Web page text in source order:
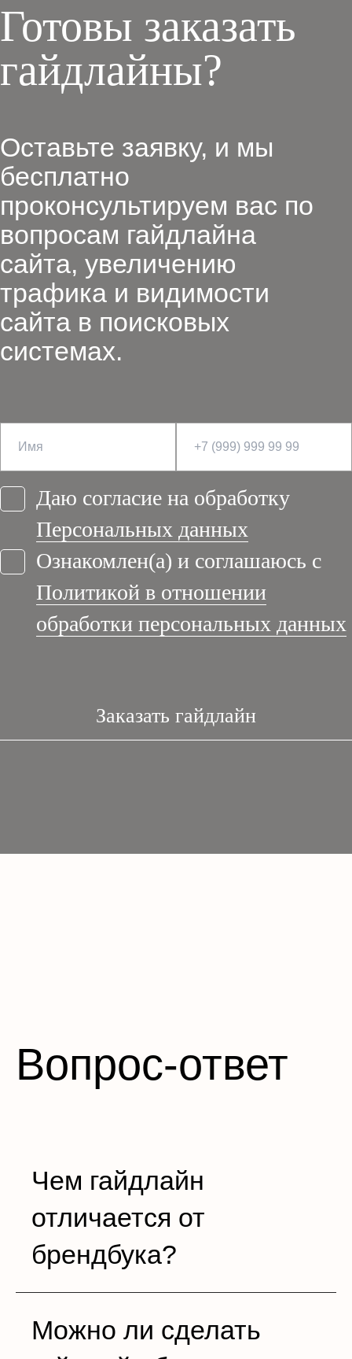
Готовы заказать
гайдлайны?
Оставьте заявку, и мы
бесплатно
проконсультируем вас по
вопросам гайдлайна
сайта, увеличению
трафика и видимости
сайта в поисковых
системах.
Даю согласие на обработку
Персональных данных
Ознакомлен(а) и соглашаюсь с
Политикой в отношении
обработки персональных данных
Заказать гайдлайн
Вопрос-ответ
Чем гайдлайн
отличается от
брендбука?
Можно ли сделать